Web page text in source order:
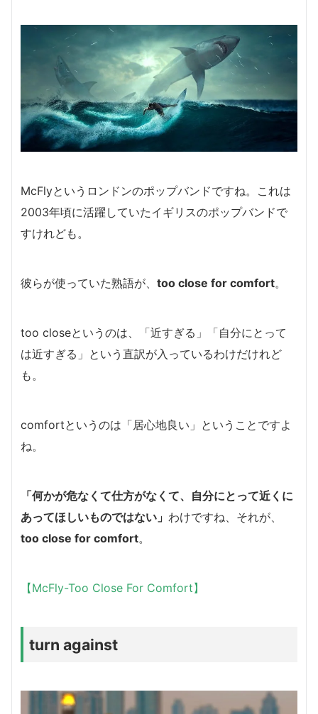
McFlyというロンドンのポップバンドですね。 これは
2003年頃に活躍していたイギリスのポップバンドで
すけれども。
彼らが使っていた熟語が、 too close for comfort。
too closeというのは、「近すぎる」「自分にとって
は近すぎる」という直訳が入っているわけだけれど
も。
comfortというのは「居心地良い」ということですよ
ね。
「何かが危なくて仕方がなくて、自分にとって近くに
あってほしいものではない」 わけですね、それが、
too close for comfort。
【McFly-Too Close For Comfort】
turn against